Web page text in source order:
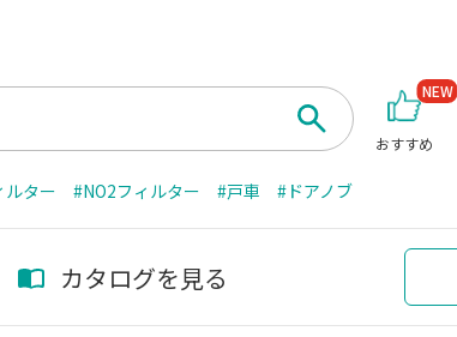
おすすめ
NEW
ルター #NO2フィルター #戸車 #ドアノブ
カタログを見る